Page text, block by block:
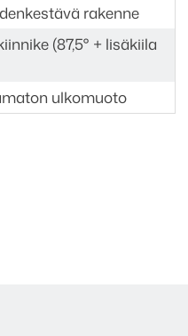
rakenne
(87,5° + lisäkiila
ulkomuoto